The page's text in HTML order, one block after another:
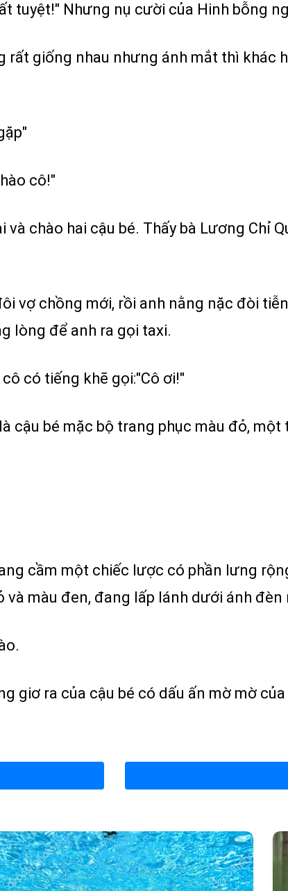
tuyệt!" Nhưng nụ cười của Hinh bỗng
rất giống nhau nhưng ánh mắt thì khác
cô!"
chào hai cậu bé. Thấy bà Lương Chỉ
vợ chồng mới, rồi anh nằng nặc đòi
lòng để anh ra gọi taxi.
có tiếng khẽ gọi:"Cô ơi!"
cậu bé mặc bộ trang phục màu đỏ,
cầm một chiếc lược có phần lưng
màu đen, đang lấp lánh dưới ánh
giơ ra của cậu bé có dấu ấn mờ mờ